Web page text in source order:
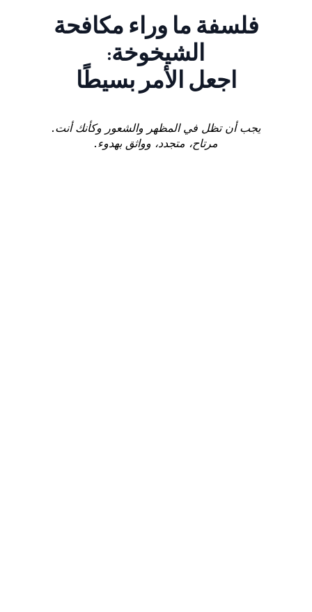
فلسفة ما وراء مكافحة
الشيخوخة:
اجعل الأمر بسيطًا
يجب أن تظل في المظهر والشعور وكأنك أنت.
مرتاح، متجدد، وواثق بهدوء.